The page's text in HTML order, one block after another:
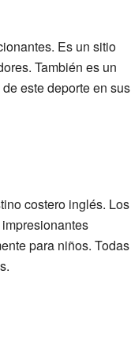
Es un sitio
También es un
este deporte en sus
costero inglés. Los
para niños. Todas